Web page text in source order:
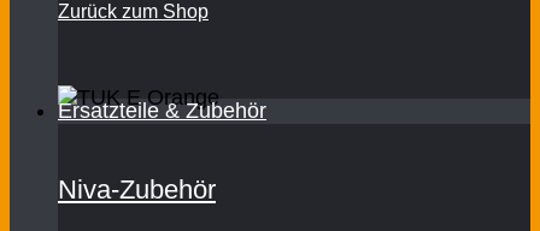
Zurück zum Shop
Ersatzteile & Zubehör
Niva-Zubehör